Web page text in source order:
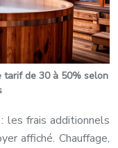
tarif de 30 à 50% selon
les frais additionnels
affiché. Chauffage,